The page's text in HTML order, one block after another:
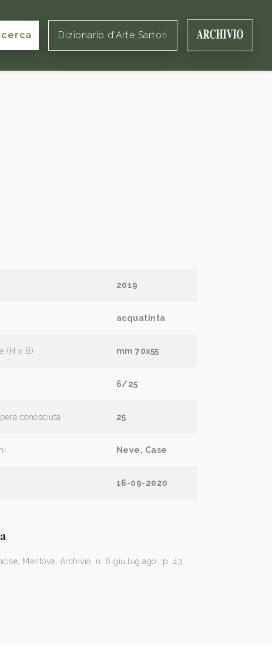
Dizionario d'Arte Sartori
2019
acquatinta
(H x B) mm 70x55
6/25
conosciuta 25
Neve, Case
16-09-2020
Mantova, Archivio, n. 6 giu.lug.ago., p. 43.